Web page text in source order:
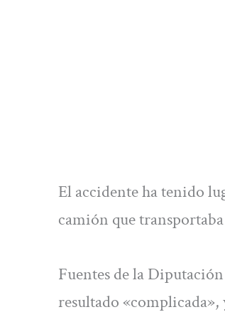
El accidente ha tenido
camión que
Fuentes de la
resultado